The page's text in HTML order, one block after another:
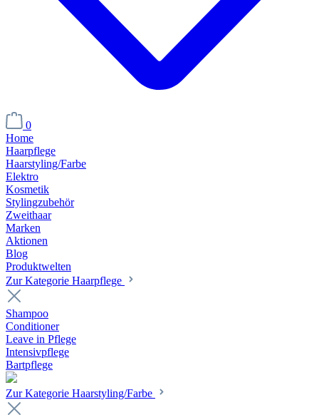
0
Home
Haarpflege
Haarstyling/Farbe
Elektro
Kosmetik
Stylingzubehör
Zweithaar
Marken
Aktionen
Blog
Produktwelten
Zur Kategorie Haarpflege
Shampoo
Conditioner
Leave in Pflege
Intensivpflege
Bartpflege
Zur Kategorie Haarstyling/Farbe